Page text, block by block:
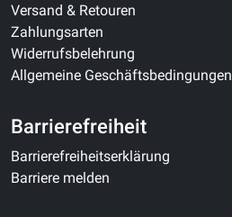
Versand & Retouren
Zahlungsarten
Widerrufsbelehrung
Allgemeine Geschäftsbedingungen
Barrierefreiheit
Barrierefreiheitserklärung
Barriere melden